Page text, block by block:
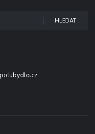
HLEDAT